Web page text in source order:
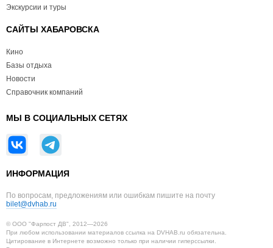
Экскурсии и туры
САЙТЫ ХАБАРОВСКА
Кино
Базы отдыха
Новости
Справочник компаний
МЫ В СОЦИАЛЬНЫХ СЕТЯХ
ИНФОРМАЦИЯ
По вопросам, предложениям или ошибкам пишите на почту
bilet@dvhab.ru
© ООО "Фарпост ДВ", 2012—2026
При любом использовании материалов ссылка на DVHAB.ru обязательна.
Цитирование в Интернете возможно только при наличии гиперссылки.